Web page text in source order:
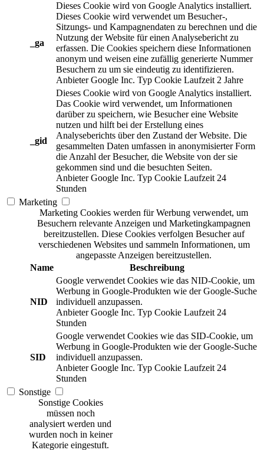
_ga
Dieses Cookie wird von Google Analytics installiert.
Dieses Cookie wird verwendet um Besucher-,
Sitzungs- und Kampagnendaten zu berechnen und die
Nutzung der Website für einen Analysebericht zu
erfassen. Die Cookies speichern diese Informationen
anonym und weisen eine zufällig generierte Nummer
Besuchern zu um sie eindeutig zu identifizieren.
Anbieter Google Inc. Typ Cookie Laufzeit 2 Jahre
_gid
Dieses Cookie wird von Google Analytics installiert.
Das Cookie wird verwendet, um Informationen
darüber zu speichern, wie Besucher eine Website
nutzen und hilft bei der Erstellung eines
Analyseberichts über den Zustand der Website. Die
gesammelten Daten umfassen in anonymisierter Form
die Anzahl der Besucher, die Website von der sie
gekommen sind und die besuchten Seiten.
Anbieter Google Inc. Typ Cookie Laufzeit 24
Stunden
Marketing
Marketing Cookies werden für Werbung verwendet, um
Besuchern relevante Anzeigen und Marketingkampagnen
bereitzustellen. Diese Cookies verfolgen Besucher auf
verschiedenen Websites und sammeln Informationen, um
angepasste Anzeigen bereitzustellen.
Name
Beschreibung
NID
Google verwendet Cookies wie das NID-Cookie, um
Werbung in Google-Produkten wie der Google-Suche
individuell anzupassen.
Anbieter Google Inc. Typ Cookie Laufzeit 24
Stunden
SID
Google verwendet Cookies wie das SID-Cookie, um
Werbung in Google-Produkten wie der Google-Suche
individuell anzupassen.
Anbieter Google Inc. Typ Cookie Laufzeit 24
Stunden
Sonstige
Sonstige Cookies
müssen noch
analysiert werden und
wurden noch in keiner
Kategorie eingestuft.